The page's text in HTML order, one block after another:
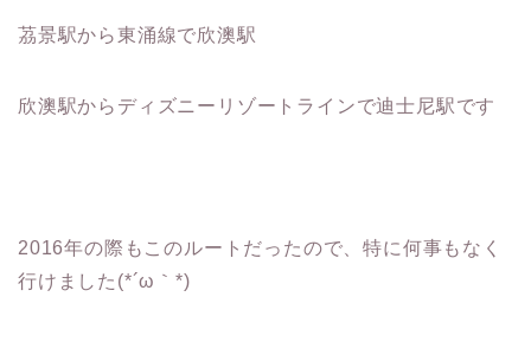
茘景駅から東涌線で欣澳駅
欣澳駅からディズニーリゾートラインで迪士尼駅です
2016年の際もこのルートだったので、特に何事もなく
行けました(*´ω｀*)